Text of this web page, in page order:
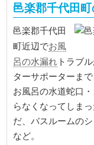
邑楽郡千代田
邑楽郡千代田
町近辺でお風
呂の水漏れ トラブ
ターサポーターまで
お風呂の水道蛇口
らなくなってしま
だ、バスルームの
など。